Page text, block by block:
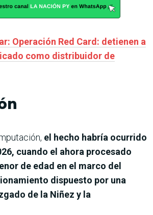
Operación Red Card: detienen a
como distribuidor de
el hecho habría ocurrido
cuando el ahora procesado
de edad en el marco del
dispuesto por una
de la Niñez y la